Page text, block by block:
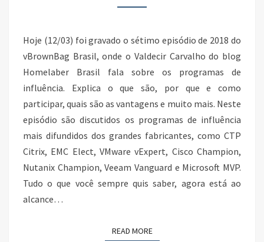
PROGRAMAS
INFLUÊNCIA
Hoje (12/03) foi gravado o sétimo episódio de 2018 do
vBrownBag Brasil, onde o Valdecir Carvalho do blog
Homelaber Brasil fala sobre os programas de
influência. Explica o que são, por que e como
participar, quais são as vantagens e muito mais. Neste
episódio são discutidos os programas de influência
mais difundidos dos grandes fabricantes, como CTP
Citrix, EMC Elect, VMware vExpert, Cisco Champion,
Nutanix Champion, Veeam Vanguard e Microsoft MVP.
Tudo o que você sempre quis saber, agora está ao
alcance…
READ MOREREAD MORE